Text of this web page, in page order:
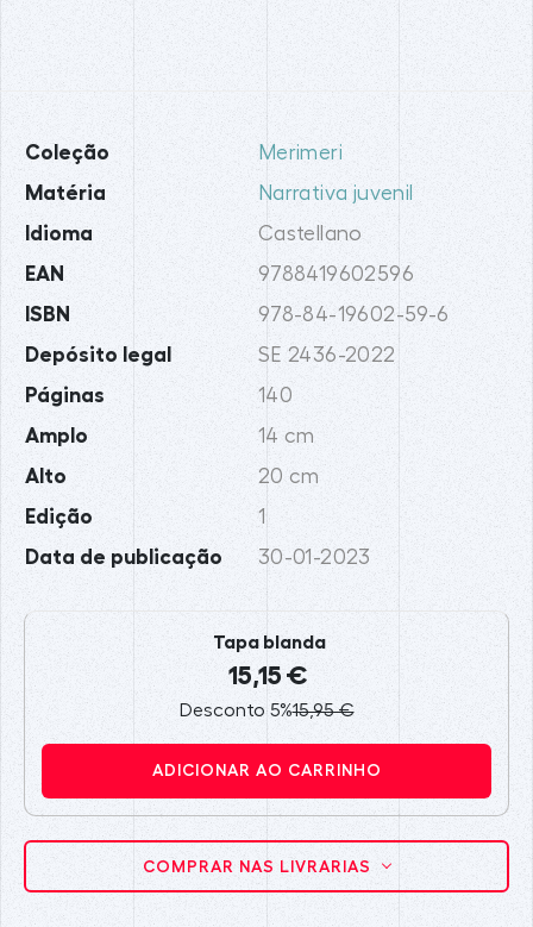
Coleção Merimeri
Matéria Narrativa juvenil
Idioma Castellano
EAN 9788419602596
ISBN 978-84-19602-59-6
Depósito legal SE 2436-2022
Páginas 140
Amplo 14 cm
Alto 20 cm
Edição 1
Data de publicação 30-01-2023
Tapa blanda
15,15 €
Desconto 5%15,95 €
ADICIONAR AO CARRINHO
COMPRAR NAS LIVRARIAS